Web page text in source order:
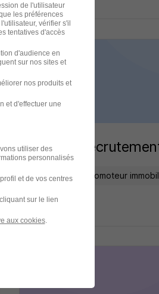
Altarea
Immobilier / Promoteur
Découvrir
de l'utilisateur
les préférences
vérifier s'il
tentatives d'accès
d'audience en
sur nos sites et
nos produits et
et d'effectuer une
utiliser des
personnalisés
et de vos centres
sur le lien
aux cookies.